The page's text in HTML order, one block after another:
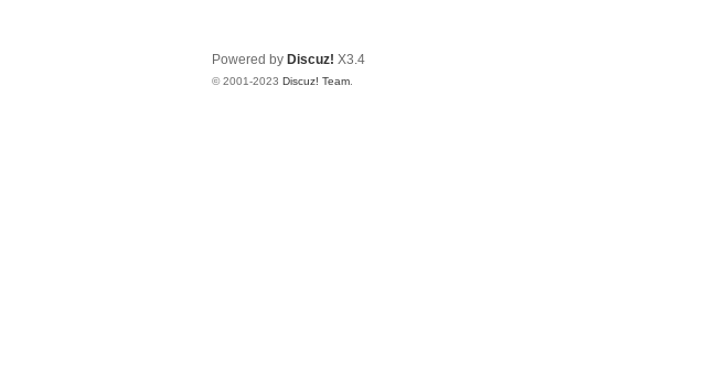
Powered by Discuz! X3.4
© 2001-2023 Discuz! Team